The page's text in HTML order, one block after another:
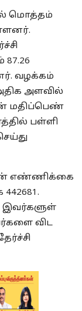
மொத்தம்
வழக்கம்
அளவில்
மதிப்பெண்
பள்ளி
எண்ணிக்கை
இவர்களுள்
விட